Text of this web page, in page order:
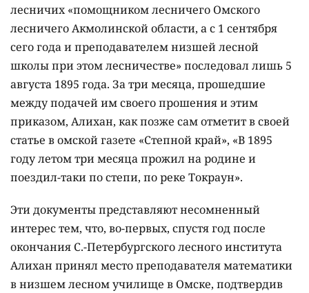
лесничих «помощником лесничего Омского
лесничего Акмолинской области, а с 1 сентября
сего года и преподавателем низшей лесной
школы при этом лесничестве» последовал лишь 5
августа 1895 года. За три месяца, прошедшие
между подачей им своего прошения и этим
приказом, Алихан, как позже сам отметит в своей
статье в омской газете «Степной край», «В 1895
году летом три месяца прожил на родине и
поездил-таки по степи, по реке Токраун».
Эти документы представляют несомненный
интерес тем, что, во-первых, спустя год после
окончания С.-Петербургского лесного института
Алихан принял место преподавателя математики
в низшем лесном училище в Омске, подтвердив